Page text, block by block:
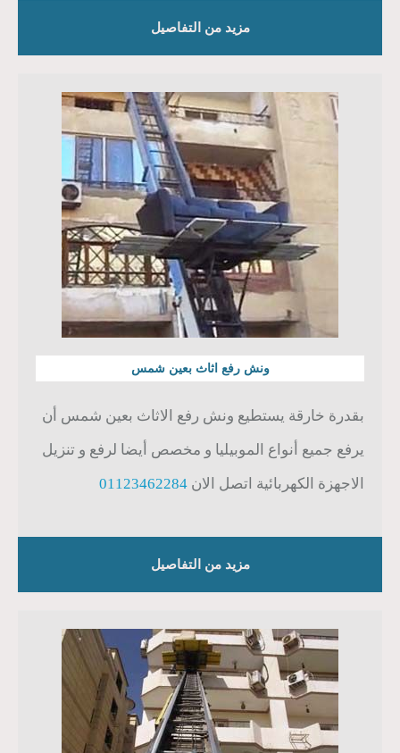
مزيد من التفاصيل
ونش رفع اثاث بعين شمس
بقدرة خارقة يستطيع ونش رفع الاثاث بعين شمس أن
يرفع جميع أنواع الموبيليا و مخصص أيضا لرفع و تنزيل
الاجهزة الكهربائية اتصل الان 01123462284
مزيد من التفاصيل